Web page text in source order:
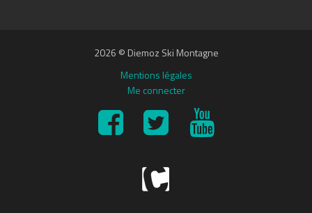
2026 © Diemoz Ski Montagne
Mentions légales
Me connecter